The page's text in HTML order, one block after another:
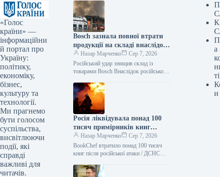
«Голос
країни» —
інформаційни
й портал про
Україну:
політику,
економіку,
бізнес,
культуру та
технології.
Ми прагнемо
бути голосом
суспільства,
висвітлюючи
події, які
справді
важливі для
читачів.
Bosch зазнала повної втрати
продукції на складі внаслідок
російського нападу
Назар Марченко
Сер 7, 2026
Російський удар знищив склад із
товарами Bosch Внаслідок російської
партнера Bosch, де зберігалася
продукція. Як повідомляє Delo.ua,
Росія ліквідувала понад 100
тисяч примірників книг
BookChef: деталі події
Назар Марченко
Сер 7, 2026
BookChef втратило понад 100 тисяч
книг після російської атаки / ДСНС
знищено резервний склад логістичного
а
ті
и